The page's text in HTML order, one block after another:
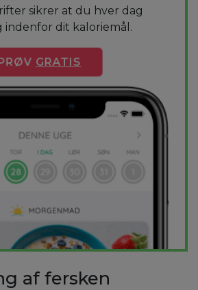
sikrer at du hver dag
indenfor dit kaloriemål.
GRATIS
af fersken